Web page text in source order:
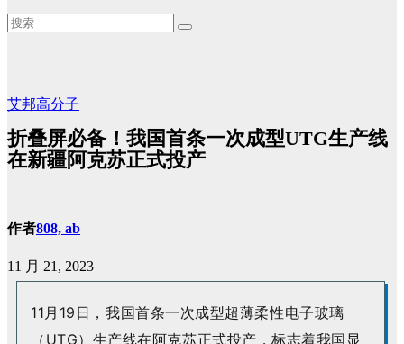
艾邦高分子
折叠屏必备！我国首条一次成型UTG生产线
在新疆阿克苏正式投产
作者808, ab
11 月 21, 2023
11月19日，我国首条一次成型超薄柔性电子玻璃
（UTG）生产线在阿克苏正式投产，标志着我国显